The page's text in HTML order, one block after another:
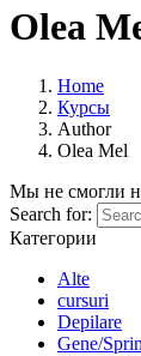
Olea
Home
Курсы
Author
Olea Mel
Мы не смогли
Search for:
Категории
Alte
cursuri
Depilare
Gene/